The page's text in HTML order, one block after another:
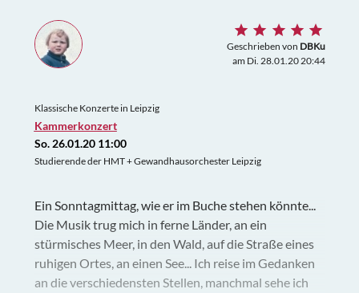
Geschrieben von DBKu
am Di. 28.01.20 20:44
Klassische Konzerte in Leipzig
Kammerkonzert
So. 26.01.20 11:00
Studierende der HMT + Gewandhausorchester Leipzig
Ein Sonntagmittag, wie er im Buche stehen könnte...
Die Musik trug mich in ferne Länder, an ein
stürmisches Meer, in den Wald, auf die Straße eines
ruhigen Ortes, an einen See... Ich reise im Gedanken
an die verschiedensten Stellen, manchmal sehe ich